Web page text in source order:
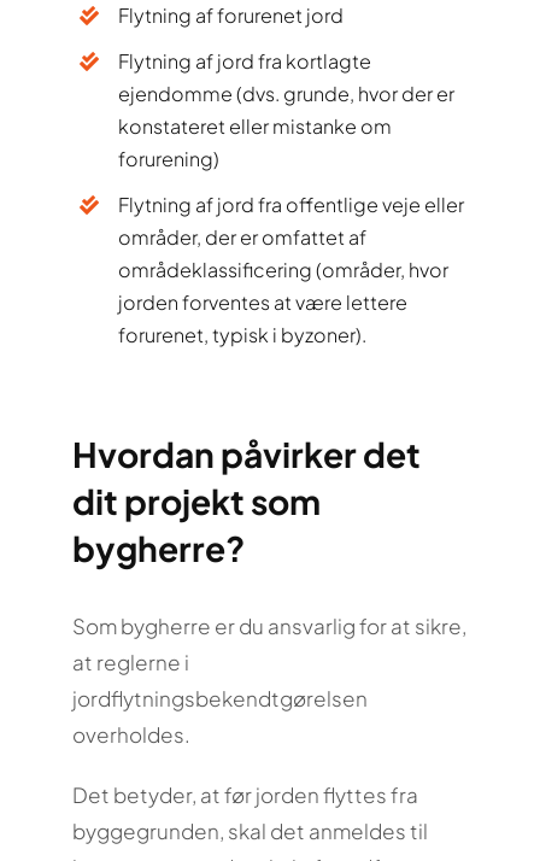
Flytning af forurenet jord
Flytning af jord fra kortlagte
ejendomme (dvs. grunde, hvor der er
konstateret eller mistanke om
forurening)
Flytning af jord fra offentlige veje eller
områder, der er omfattet af
områdeklassificering (områder, hvor
jorden forventes at være lettere
forurenet, typisk i byzoner).
Hvordan påvirker det
dit projekt som
bygherre?
Som bygherre er du ansvarlig for at sikre,
at reglerne i
jordflytningsbekendtgørelsen
overholdes.
Det betyder, at før jorden flyttes fra
byggegrunden, skal det anmeldes til